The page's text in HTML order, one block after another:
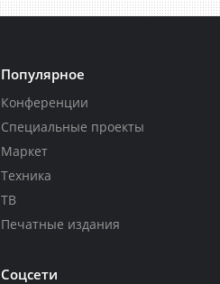
Популярное
Конференции
Специальные проекты
Маркет
Техника
ТВ
Печатные издания
Соцсети